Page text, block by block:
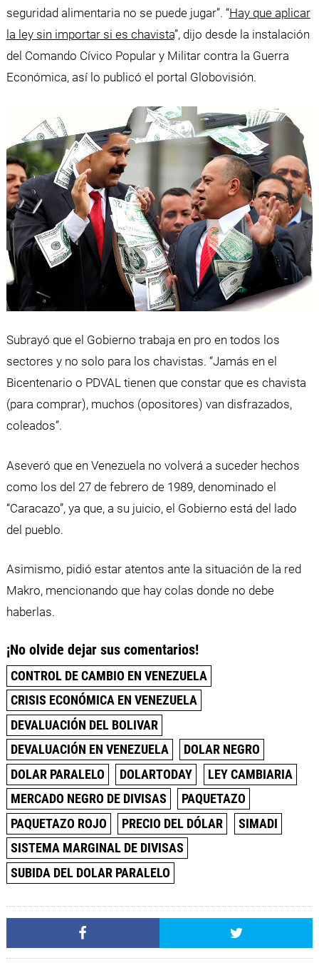
seguridad alimentaria no se puede jugar”. “Hay que aplicar
la ley sin importar si es chavista”, dijo desde la instalación
del Comando Cívico Popular y Militar contra la Guerra
Económica, así lo publicó el portal Globovisión.
Subrayó que el Gobierno trabaja en pro en todos los
sectores y no solo para los chavistas. “Jamás en el
Bicentenario o PDVAL tienen que constar que es chavista
(para comprar), muchos (opositores) van disfrazados,
coleados”.
Aseveró que en Venezuela no volverá a suceder hechos
como los del 27 de febrero de 1989, denominado el
“Caracazo”, ya que, a su juicio, el Gobierno está del lado
del pueblo.
Asimismo, pidió estar atentos ante la situación de la red
Makro, mencionando que hay colas donde no debe
haberlas.
¡No olvide dejar sus comentarios!
CONTROL DE CAMBIO EN VENEZUELA
CRISIS ECONÓMICA EN VENEZUELA
DEVALUACIÓN DEL BOLIVAR
DEVALUACIÓN EN VENEZUELA
DOLAR NEGRO
DOLAR PARALELO
DOLARTODAY
LEY CAMBIARIA
MERCADO NEGRO DE DIVISAS
PAQUETAZO
PAQUETAZO ROJO
PRECIO DEL DÓLAR
SIMADI
SISTEMA MARGINAL DE DIVISAS
SUBIDA DEL DOLAR PARALELO